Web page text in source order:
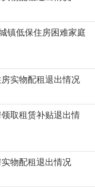
镇低保住房困难家庭
实物配租退出情况
取租赁补贴退出情
物配租退出情况